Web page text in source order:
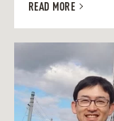
READ MORE